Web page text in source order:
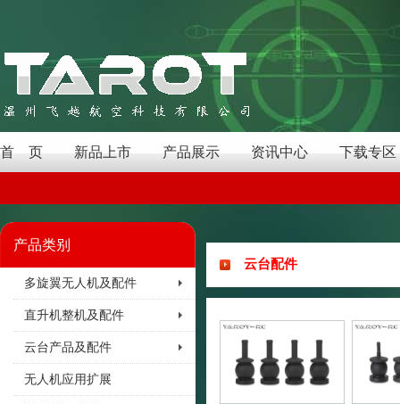
首 页 新品上市 产品展示 资讯中心 下载专区
产品类别
多旋翼无人机及配件
直升机整机及配件
云台产品及配件
无人机应用扩展
云台配件